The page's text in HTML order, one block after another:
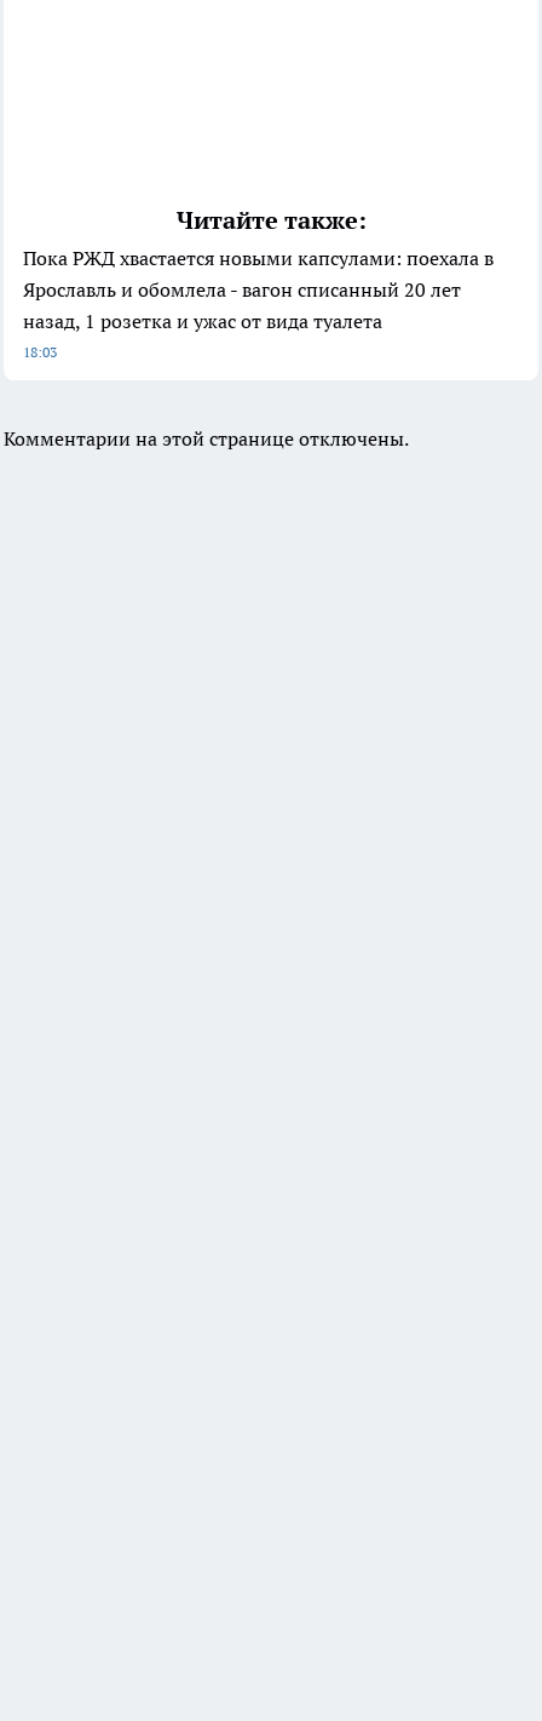
Читайте также:
Пока РЖД хвастается новыми капсулами: поехала в
Ярославль и обомлела - вагон списанный 20 лет
назад, 1 розетка и ужас от вида туалета
18:03
Комментарии на этой странице отключены.